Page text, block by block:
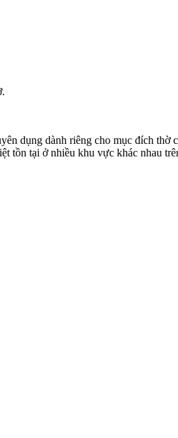
dụng dành riêng cho mục đích
tại ở nhiều khu vực khác nhau